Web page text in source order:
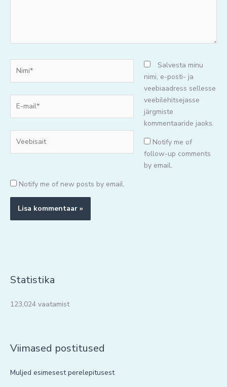
mail*
Salvesta minu
nimi, e-posti- ja
veebiaadress sellesse
veebilehitsejasse
järgmiste
kommentaaride jaoks.
Notify me of
follow-up comments
by email.
Notify me of new posts by email.
Statistika
123,024 vaatamist
Viimased postitused
Muljed esimesest perelepitusest